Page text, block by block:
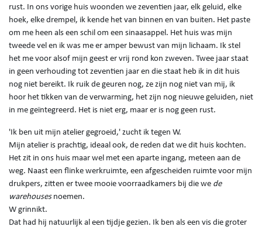
rust. In ons vorige huis woonden we zeventien jaar, elk geluid, elke
hoek, elke drempel, ik kende het van binnen en van buiten. Het paste
om me heen als een schil om een sinaasappel. Het huis was mijn
tweede vel en ik was me er amper bewust van mijn lichaam. Ik stel
het me voor alsof mijn geest er vrij rond kon zweven. Twee jaar staat
in geen verhouding tot zeventien jaar en die staat heb ik in dit huis
nog niet bereikt. Ik ruik de geuren nog, ze zijn nog niet van mij, ik
hoor het tikken van de verwarming, het zijn nog nieuwe geluiden, niet
in me geïntegreerd. Het is niet erg, maar er is nog geen rust.
'Ik ben uit mijn atelier gegroeid,' zucht ik tegen W.
Mijn atelier is prachtig, ideaal ook, de reden dat we dit huis kochten.
Het zit in ons huis maar wel met een aparte ingang, meteen aan de
weg. Naast een flinke werkruimte, een afgescheiden ruimte voor mijn
drukpers, zitten er twee mooie voorraadkamers bij die we de
warehousesnoemen.
W grinnikt.
Dat had hij natuurlijk al een tijdje gezien. Ik ben als een vis die groter